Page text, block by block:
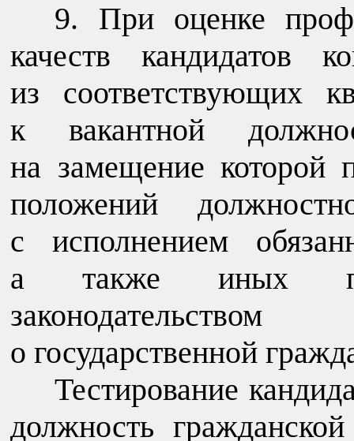
При оценке
качеств кандидатов
из соответствующих
к вакантной
на замещение которой
положений
с исполнением
а также иных
о государственной
Тестирование
должность